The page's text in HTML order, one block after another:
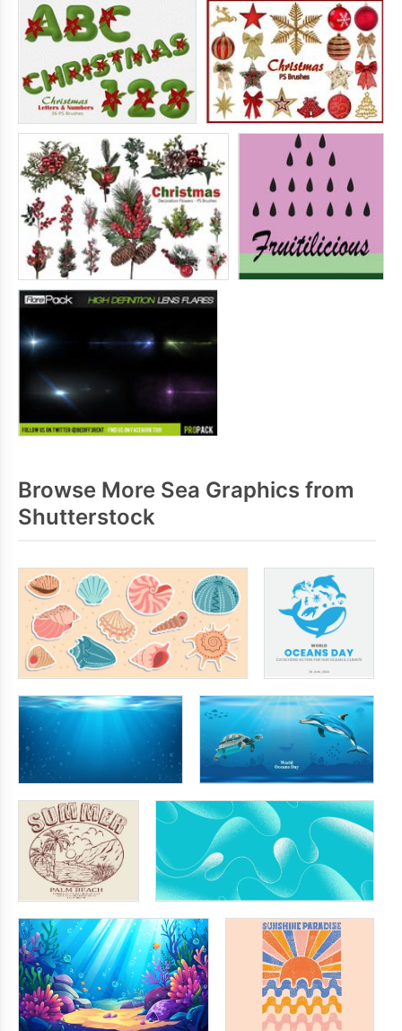
Browse More Sea Graphics from
Shutterstock